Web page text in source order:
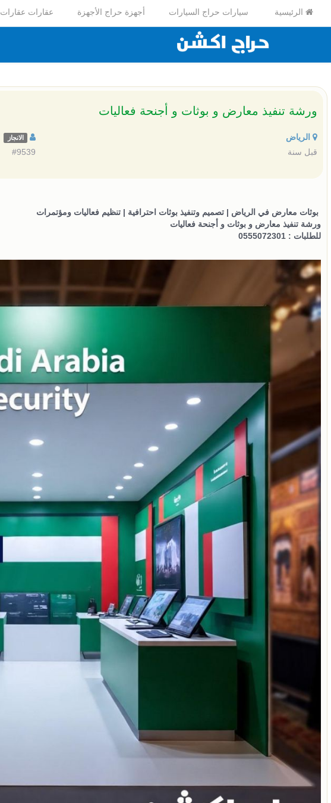
الرئيسية سيارات حراج السيارات أجهزة حراج الأجهزة عقارات عقارات
ورشة تنفيذ معارض و بوثات و أجنحة فعاليات
الرياض الانجاز
قبل سنة #9539
بوثات معارض في الرياض | تصميم وتنفيذ بوثات احترافية | تنظيم فعاليات ومؤتمرات
ورشة تنفيذ معارض و بوثات و أجنحة فعاليات
للطلبات : 0555072301